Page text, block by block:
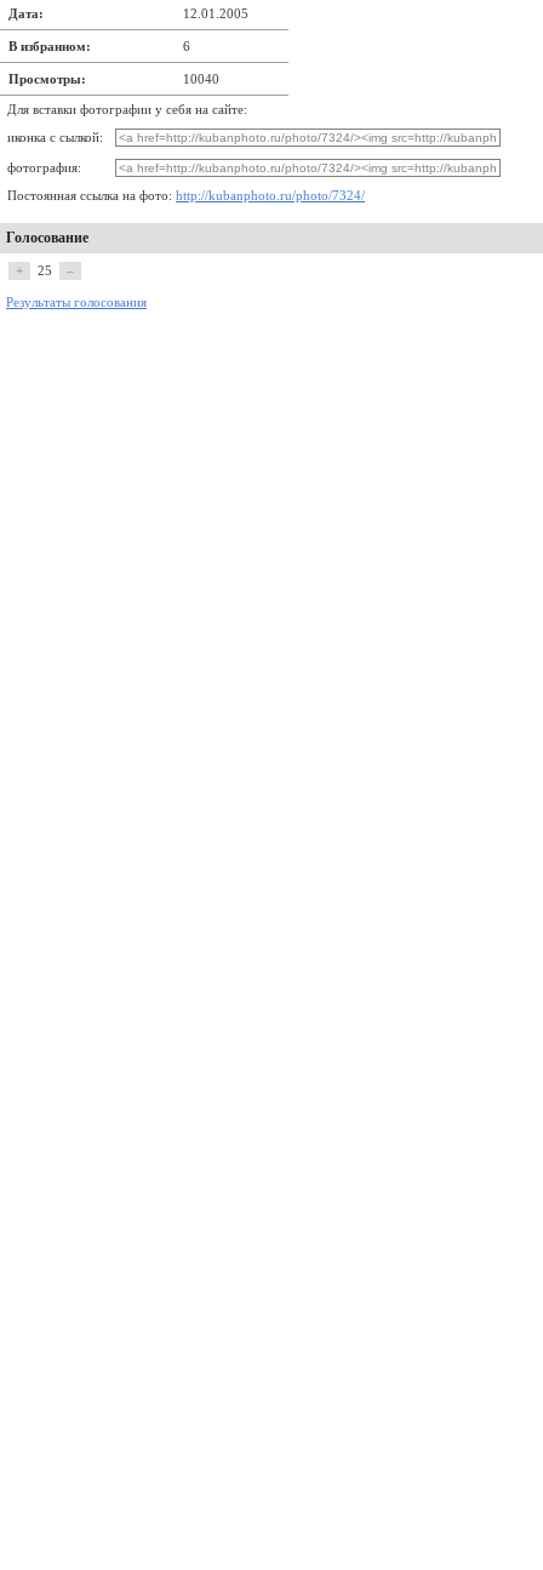
Дата: 12.01.2005
В избранном: 6
Просмотры: 10040
Для вставки фотографии у себя на сайте:
иконка с сылкой:
фотография:
Постоянная ссылка на фото: http://kubanphoto.ru/photo/7324/
Голосование
+ 25 –
Результаты голосования